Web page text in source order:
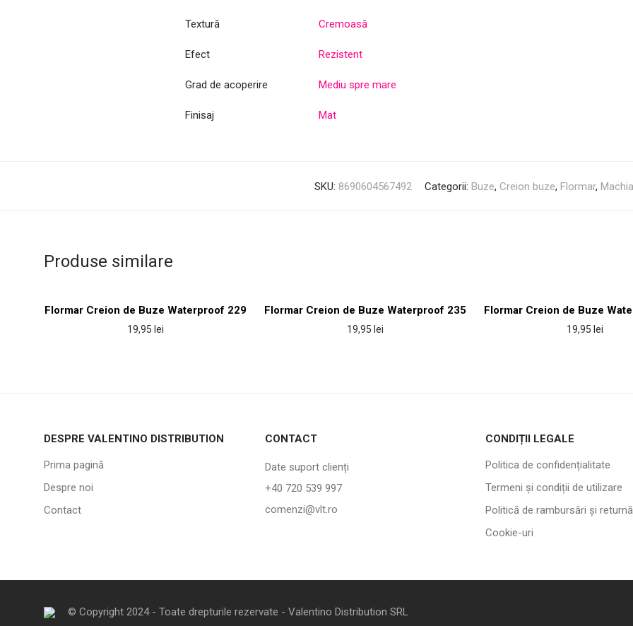
Textură Cremoasă
Efect Rezistent
Grad de acoperire Mediu spre mare
Finisaj Mat
SKU: 8690604567492 Categorii: Buze, Creion buze, Flormar,
Produse similare
Flormar Creion de Buze Waterproof 229
19,95 lei
Flormar Creion de Buze Waterproof 235
19,95 lei
Flormar Creion de Buze
19,95 lei
DESPRE VALENTINO DISTRIBUTION
Prima pagină
Despre noi
Contact
CONTACT
Date suport clienți
+40 720 539 997
comenzi@vlt.ro
CONDIȚII LEGALE
Politica de confidențialitate
Termeni și condiții de utilizare
Politică de rambursări și
Cookie-uri
© Copyright 2024 - Toate drepturile rezervate - Valentino Distribution SRL